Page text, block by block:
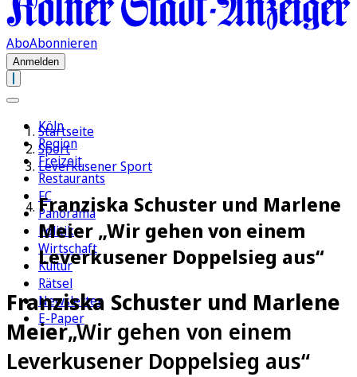
AboAbonnieren
Anmelden
Köln
Region
Freizeit
Restaurants
FC
Panorama
Politik
Wirtschaft
Kultur
Rätsel
Newsletter
E-Paper
Startseite
Sport
Leverkusener Sport
Franziska Schuster und Marlene
Meier „Wir gehen von einem
Leverkusener Doppelsieg aus“
Franziska Schuster und Marlene
Meier„Wir gehen von einem
Leverkusener Doppelsieg aus“